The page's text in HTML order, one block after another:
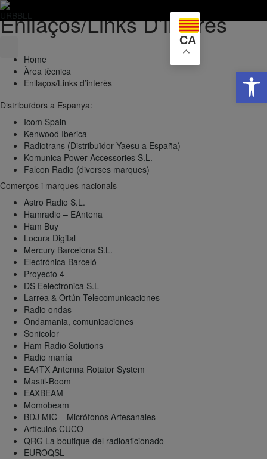
Skip
to
Enllaços/Links D’interès
Home
Àrea tècnica
Enllaços/Links d’interès
Distribuïdors a Espanya:
Icom Spain
Kenwood Iberica
Radiotrans (Distribuïdor Yaesu a España)
Komunica Power Accessories S.L.
Falcon Radio (diverses marques)
Comerços i marques nacionals
Astro Radio S.L.
Hamradio – EAntena
Ham Buy
Locura Digital
Mercury Barcelona S.L.
Electrónica Barceló
Proyecto 4
DS Eelectronica S.L
Larrea & Ortún Telecomunicaciones
Radio ondas
Ondamania, comunicaciones
Sonicolor
Ham Radio Solutions
Radio manía
EA4TX Antenna Rotator System
Mastil-Boom
EAXBEAM
Momobeam
BDJ MIC – Micrófonos Artesanales
Artículos CUCO
QRG La boutique del radioaficionado
EUROQSL
CA
Obre